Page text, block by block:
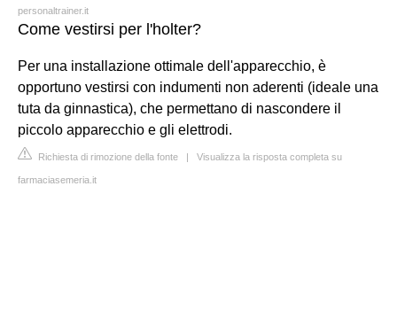
personaltrainer.it
Come vestirsi per l'holter?
Per una installazione ottimale dell'apparecchio, è
opportuno vestirsi con indumenti non aderenti (ideale una
tuta da ginnastica), che permettano di nascondere il
piccolo apparecchio e gli elettrodi.
Richiesta di rimozione della fonte | Visualizza la risposta completa su
farmaciasemeria.it